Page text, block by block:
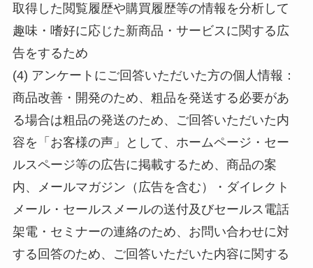
取得した閲覧履歴や購買履歴等の情報を分析して
趣味・嗜好に応じた新商品・サービスに関する広
告をするため
(4) アンケートにご回答いただいた方の個人情報：
商品改善・開発のため、粗品を発送する必要があ
る場合は粗品の発送のため、ご回答いただいた内
容を「お客様の声」として、ホームページ・セー
ルスページ等の広告に掲載するため、商品の案
内、メールマガジン（広告を含む）・ダイレクト
メール・セールスメールの送付及びセールス電話
架電・セミナーの連絡のため、お問い合わせに対
する回答のため、ご回答いただいた内容に関する